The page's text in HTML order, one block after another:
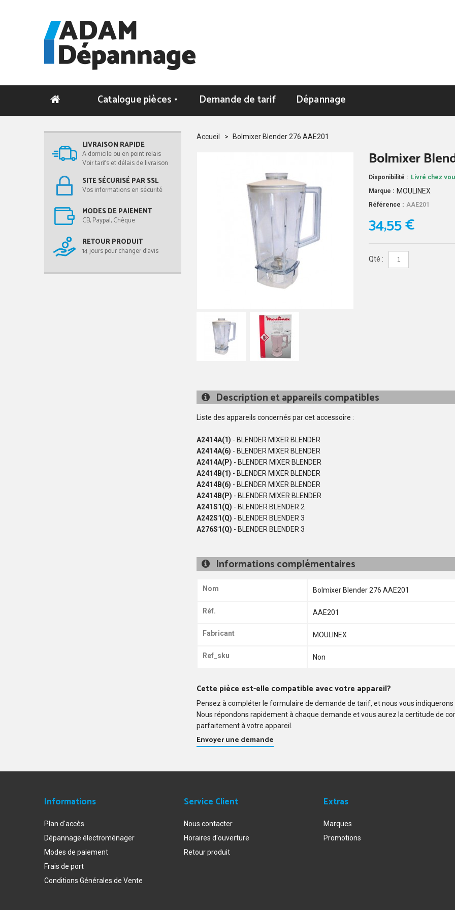
Catalogue pièces ▼ Demande de tarif Dépannage
Accueil > Bolmixer Blender 276 AAE201
Bolmixer
Disponibilité : Livré chez
Marque : MOULINEX
Référence : AAE201
34,55 €
Qté :
Description et appareils compatibles
Liste des appareils concernés par cet accessoire :
A2414A(1) - BLENDER MIXER BLENDER
A2414A(6) - BLENDER MIXER BLENDER
A2414A(P) - BLENDER MIXER BLENDER
A2414B(1) - BLENDER MIXER BLENDER
A2414B(6) - BLENDER MIXER BLENDER
A2414B(P) - BLENDER MIXER BLENDER
A241S1(Q) - BLENDER BLENDER 2
A242S1(Q) - BLENDER BLENDER 3
A276S1(Q) - BLENDER BLENDER 3
Informations complémentaires
Nom Bolmixer Blender 276 AAE201
Réf. AAE201
Fabricant MOULINEX
Ref_sku Non
Cette pièce est-elle compatible avec votre appareil?
Pensez à compléter le formulaire de demande de tarif, et nous vous
Nous répondons rapidement à chaque demande et vous aurez la certitude de
parfaitement à votre appareil.
Envoyer une demande
LIVRAISON RAPIDE
A domicile ou en point relais
Voir tarifs et délais de livraison
SITE SÉCURISÉ PAR SSL
Vos informations en sécurité
MODES DE PAIEMENT
CB, Paypal, Chèque
RETOUR PRODUIT
14 jours pour changer d'avis
Informations
Plan d'accès
Dépannage électroménager
Modes de paiement
Frais de port
Conditions Générales de Vente
Service Client
Nous contacter
Horaires d'ouverture
Retour produit
Extras
Marques
Promotions